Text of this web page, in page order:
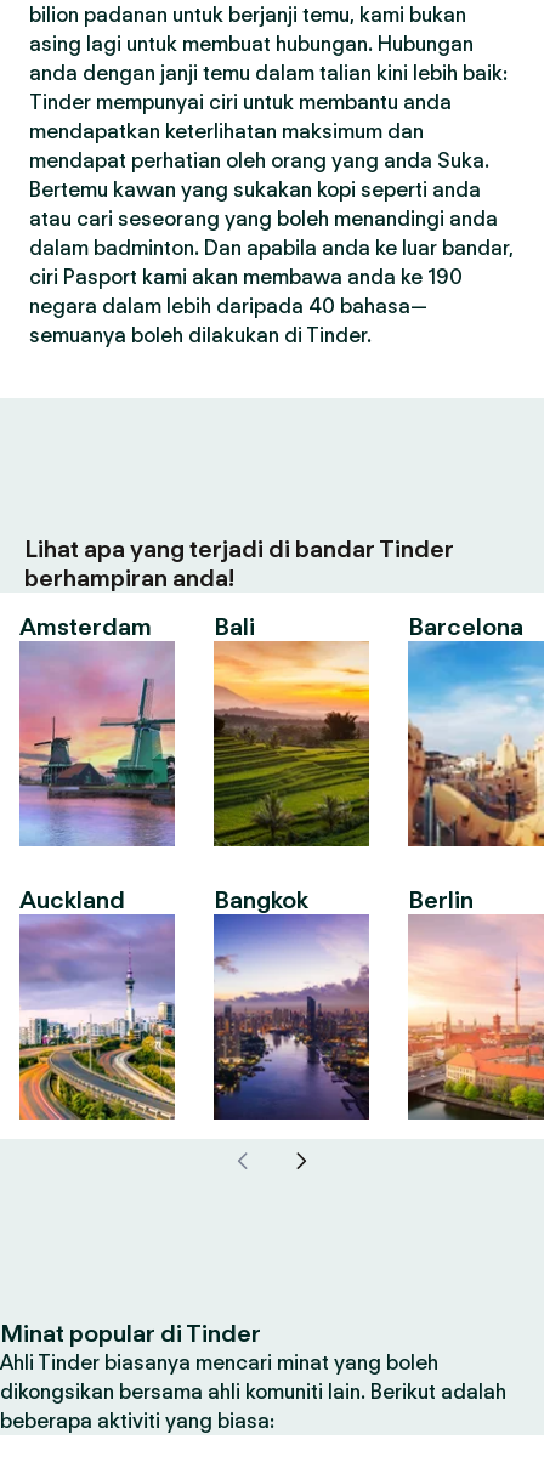
bilion padanan untuk berjanji temu, kami bukan
asing lagi untuk membuat hubungan. Hubungan
anda dengan janji temu dalam talian kini lebih baik:
Tinder mempunyai ciri untuk membantu anda
mendapatkan keterlihatan maksimum dan
mendapat perhatian oleh orang yang anda Suka.
Bertemu kawan yang sukakan kopi seperti anda
atau cari seseorang yang boleh menandingi anda
dalam badminton. Dan apabila anda ke luar bandar,
ciri Pasport kami akan membawa anda ke 190
negara dalam lebih daripada 40 bahasa—
semuanya boleh dilakukan di Tinder.
Lihat apa yang terjadi di bandar Tinder
berhampiran anda!
Amsterdam
Auckland
Bali
Bangkok
Barcelona
Berlin
Minat popular di Tinder
Ahli Tinder biasanya mencari minat yang boleh
dikongsikan bersama ahli komuniti lain. Berikut adalah
beberapa aktiviti yang biasa: